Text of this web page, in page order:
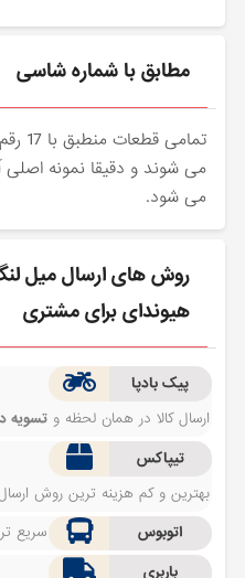
مطابق با شماره شاسی
می شوند و دقیقا نمونه اصلی
می شود.
هیوندای برای مشتری
پیک بادپا
ارسال کالا در همان لحظه وتسویه
تیپاکس
بهترین و کم هزینه ترین روش
اتوبوس
سریع
باربری